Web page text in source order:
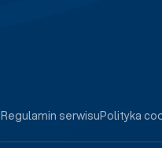
Regulamin serwisuPolityka